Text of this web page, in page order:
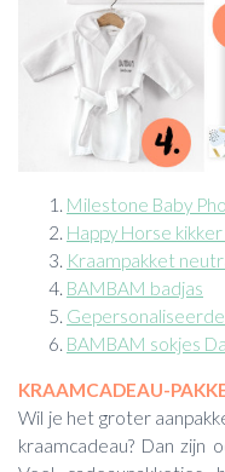
Milestone Baby
Happy Horse
Kraampakket
BAMBAM badjas
BAMBAM sokjes
KRAAMCADEAU-
Wil je het groter
kraamcadeau? Dan zijn